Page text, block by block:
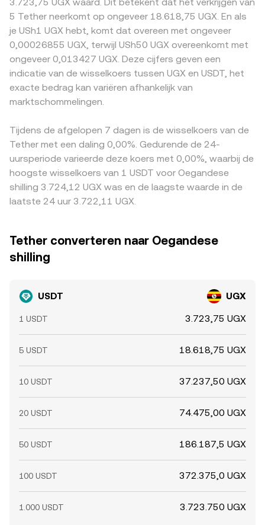
funding rates voor USDT-gemargede perpetuals, opties-
expiraties die in USDT afrekenen, grote mint- of
burntransacties door ‘whales’ en on-chain
liquiditeitsstromen tussen netwerken kunnen aanvullende
volatiliteit geven aan de USDT/UGX conversion rate.
mede sturen via de constanteproductformule x × y = k,
waarbij de prijs wordt bepaald door y/x. Deze
microstructuur—ordeboekdata, VWAP over aggregators
en AMM-prijzen—vloeit samen tot de USDT/UGX
conversion rate die je op een platform ziet.
of kortingen leiden, bijvoorbeeld verschillen in fiat-
in/uitgangen, kosten, of beperkingen die de toegang tot
USDT of UGX beïnvloeden. Daarnaast kan de USDT-basis
—een kleine premie of korting van USDT ten opzichte van
USD—direct doorwerken in de gequote USDT/UGX
conversion rate. Arbitrage tussen beurzen helpt deze
verschillen te verkleinen, maar is niet perfect door
factoren als transactiekosten, opnamebeperkingen,
variaties kunnen blijven bestaan.
5 Tether neerkomt op ongeveer 18.618,75 UGX. En als
je USh1 UGX hebt, komt dat overeen met ongeveer
0,00026855 UGX, terwijl USh50 UGX overeenkomt met
ongeveer 0,013427 UGX. Deze cijfers geven een
indicatie van de wisselkoers tussen UGX en USDT, het
exacte bedrag kan variëren afhankelijk van
marktschommelingen.
Tijdens de afgelopen 7 dagen is de wisselkoers van de
Tether met een daling 0,00%. Gedurende de 24-
uursperiode varieerde deze koers met 0,00%, waarbij de
hoogste wisselkoers van 1 USDT voor Oegandese
shilling 3.724,12 UGX was en de laagste waarde in de
laatste 24 uur 3.722,11 UGX.
Tether converteren naar Oegandese
shilling
USDT UGX
1 USDT 3.723,75 UGX
5 USDT 18.618,75 UGX
10 USDT 37.237,50 UGX
20 USDT 74.475,00 UGX
50 USDT 186.187,5 UGX
100 USDT 372.375,0 UGX
1.000 USDT 3.723.750 UGX